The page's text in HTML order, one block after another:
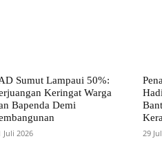
Sumut Lampaui 50%:
Keringat Warga
Bapenda Demi
Juli 2026 29